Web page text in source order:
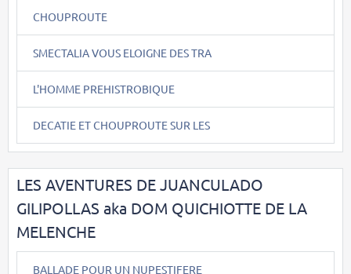
CHOUPROUTE
SMECTALIA VOUS ELOIGNE DES TRA
L'HOMME PREHISTROBIQUE
DECATIE ET CHOUPROUTE SUR LES
LES AVENTURES DE JUANCULADO
GILIPOLLAS aka DOM QUICHIOTTE DE LA
MELENCHE
BALLADE POUR UN NUPESTIFERE